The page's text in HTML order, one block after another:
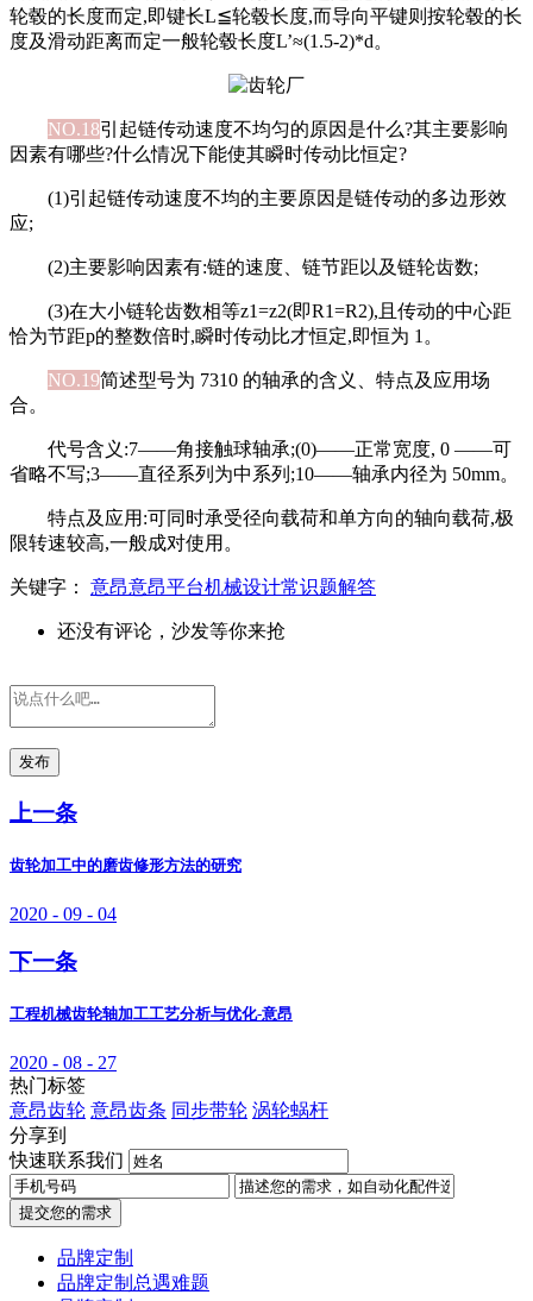
轮毂的长度而定,即键长L≦轮毂长度,而导向平键则按轮毂的长
度及滑动距离而定一般轮毂长度L’≈(1.5-2)*d。
NO.18引起链传动速度不均匀的原因是什么?其主要影响
因素有哪些?什么情况下能使其瞬时传动比恒定?
(1)引起链传动速度不均的主要原因是链传动的多边形效
应;
(2)主要影响因素有:链的速度、链节距以及链轮齿数;
(3)在大小链轮齿数相等z1=z2(即R1=R2),且传动的中心距
恰为节距p的整数倍时,瞬时传动比才恒定,即恒为 1。
NO.19简述型号为 7310 的轴承的含义、特点及应用场
合。
代号含义:7——角接触球轴承;(0)——正常宽度, 0 ——可
省略不写;3——直径系列为中系列;10——轴承内径为 50mm。
特点及应用:可同时承受径向载荷和单方向的轴向载荷,极
限转速较高,一般成对使用。
关键字： 意昂意昂平台机械设计常识题解答
还没有评论，沙发等你来抢
发布
上一条
齿轮加工中的磨齿修形方法的研究
2020 - 09 - 04
下一条
工程机械齿轮轴加工工艺分析与优化-意昂
2020 - 08 - 27
热门标签
意昂齿轮 意昂齿条 同步带轮 涡轮蜗杆
分享到
快速联系我们
提交您的需求
品牌定制
品牌定制总遇难题